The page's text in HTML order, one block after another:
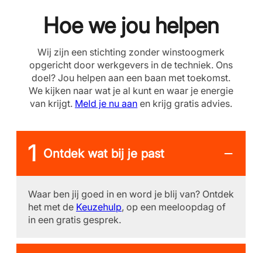
Hoe we jou helpen
Wij zijn een stichting zonder winstoogmerk
opgericht door werkgevers in de techniek. Ons
doel? Jou helpen aan een baan met toekomst.
We kijken naar wat je al kunt en waar je energie
van krijgt. Meld je nu aan en krijg gratis advies.
Ontdek wat bij je past
Waar ben jij goed in en word je blij van? Ontdek
het met de Keuzehulp, op een meeloopdag of
in een gratis gesprek.